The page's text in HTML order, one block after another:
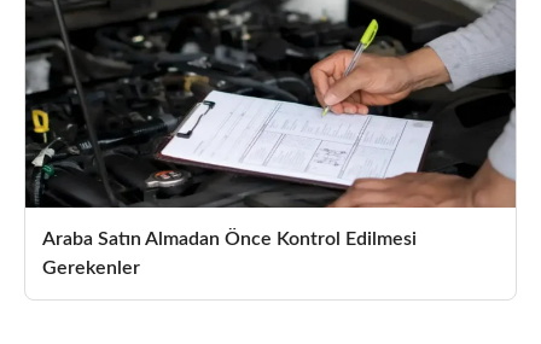
Araba Satın Almadan Önce Kontrol Edilmesi
Gerekenler